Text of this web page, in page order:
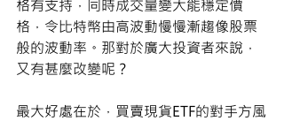
格有支持，同時成交量變大能穩定價
格，令比特幣由高波動慢慢漸趨像股票
般的波動率。那對於廣大投資者來說，
又有甚麼改變呢？
最大好處在於，買賣現貨ETF的對手方風